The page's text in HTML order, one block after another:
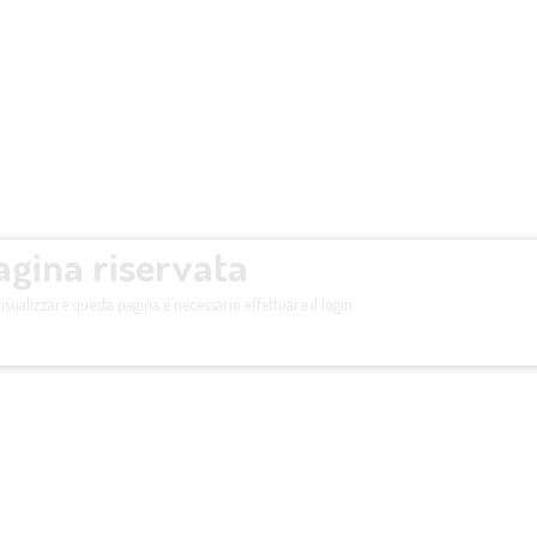
riservata
questa pagina è necessario effettuare il login